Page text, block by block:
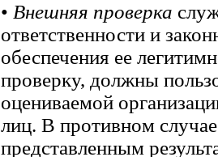
• Внешняя проверка
ответственности и
обеспечения ее
проверку, должны
оцениваемой
лиц. В противном
представленным